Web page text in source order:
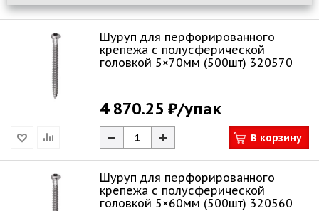
Шуруп для перфорированного
крепежа с полусферической
головкой 5×70мм (500шт) 320570
4 870.25 ₽/упак
В корзину
Шуруп для перфорированного
крепежа с полусферической
головкой 5×60мм (500шт) 320560